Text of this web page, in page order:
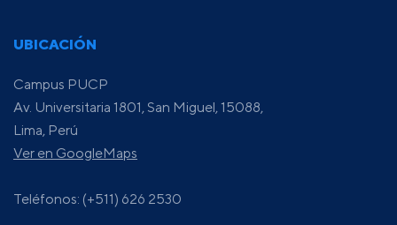
UBICACIÓN
Campus PUCP
Av. Universitaria 1801, San Miguel, 15088,
Lima, Perú
Ver en GoogleMaps
Teléfonos: (+511) 626 2530